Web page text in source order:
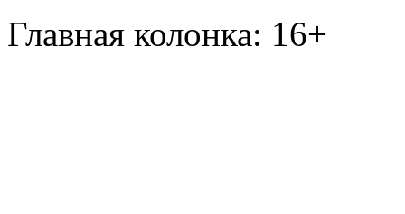
Главная колонка: 16+